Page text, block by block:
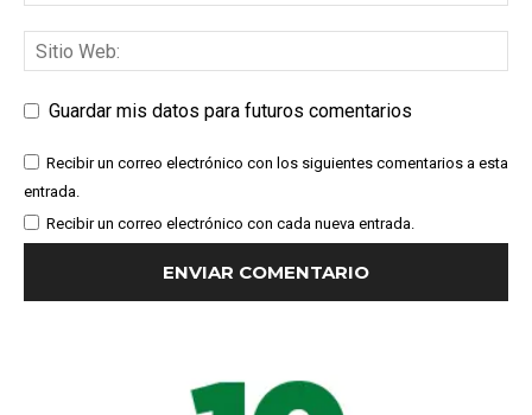
Guardar mis datos para futuros comentarios
Recibir un correo electrónico con los siguientes comentarios a esta
entrada.
Recibir un correo electrónico con cada nueva entrada.